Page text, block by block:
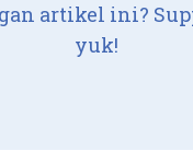
artikel ini?
yuk!